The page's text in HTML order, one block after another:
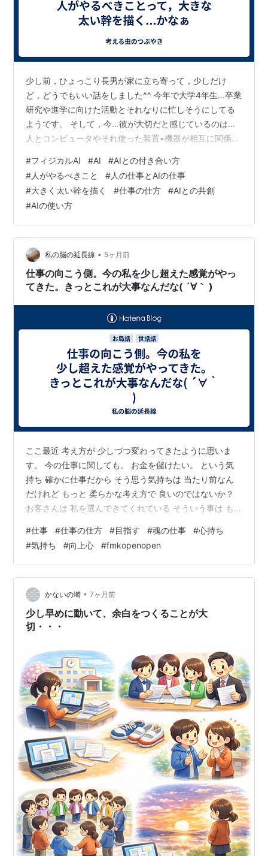
少し前，ひょっこり長男が家に立ち寄って，少しだけ
ど，どうでもいい話をしました^^ 今年で大学4年生...卒業
研究や進学に向けた活動とそれなりに忙しそうにしてる
ようです。 そして，今...彼が大切だと感じているのは...
人とコンピュータやそれ使った装置•機器が相互に関係す
は... 人が介在するようなことがキーになる...その背景
は，急激に発展したAIがあるようです^^;今盛んに言われ
ているフィジカルAI になるのかな...？ まぁ，確かに...と
いう話になり...，僕自身もちょくちょく使ってみて思う
ことを話しました... ざっくりですが..…
#フィジカルAI #AI #AIとの付き合い方
#人がやるべきこと #人の仕事とAIの仕事
#大きく太い幹を描く #仕事の仕方 #AIとの共創
#AIの使い方
私の脳の延長線 • 5ヶ月前
仕事の向こう側。今の私を少し超えた感覚がやっ
てきた。きっとこれが大事なんだな( ´∀｀ )
ここ最近 考え方が 少しづつ変わってきたように思いま
す。 今の仕事に関しても。 お金を儲けたい。 という気
持ち 確かに仕事だから そう思う気持ちは 当たり前なん
だけれど もっと 柔らかな考え方で 良いのではないか？
お客さんは 私を選んできてくれている そういう事は も
べきか・・ お金のことを 中心に考えなくても 良いんじ
ゃないかなって 思うようになってきました。 対価は確か
に でも そのことで振り回されるような そんなことは 余
り考え的に良くないかも。 仕事という考えよりも もっと
楽な考え方があるんじゃないか・・・ 人助け だったり
仕…
#仕事 #仕事の仕方 #目指す #魂の仕事 #心持ち
#気持ち #向上心 #fmkopenopen
かないの塒 • 7ヶ月前
少し早めに動いて、余白をつくることが大
切・・・